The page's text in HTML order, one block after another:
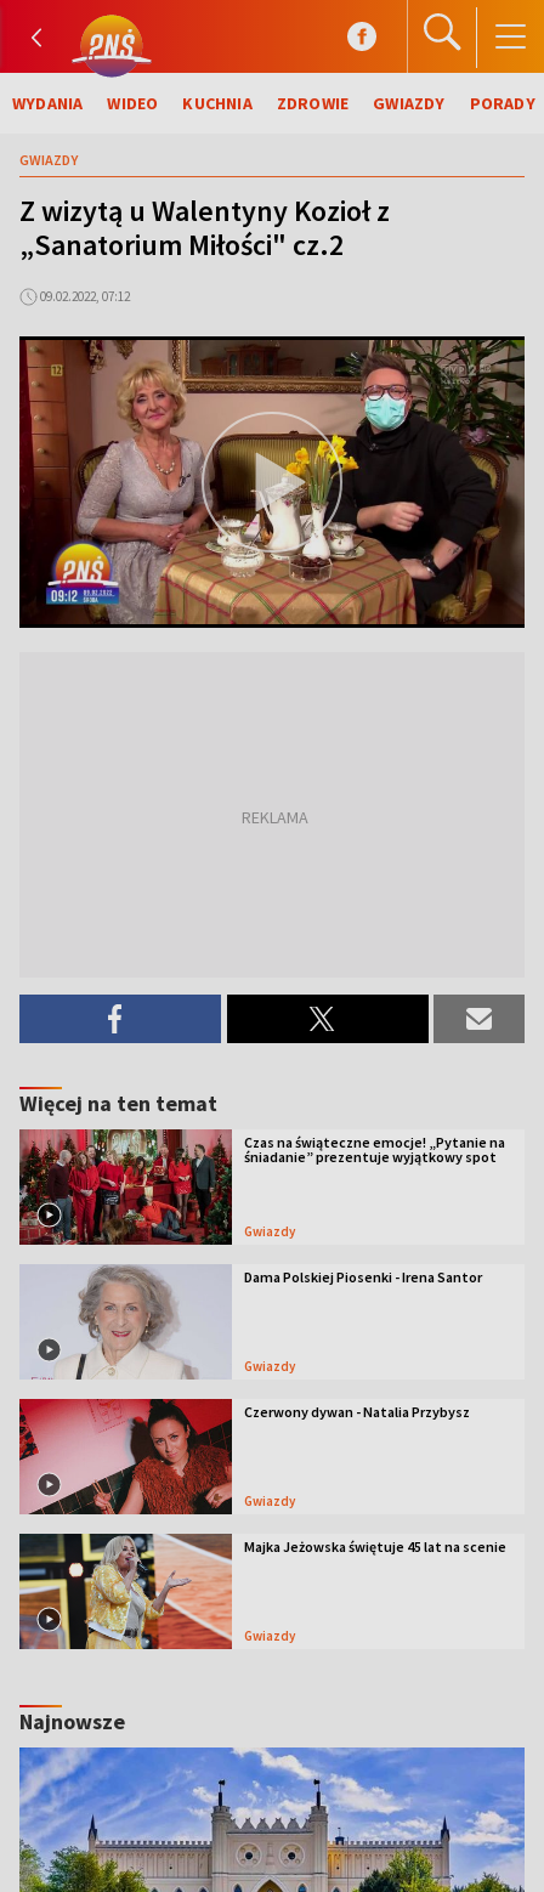
WYDANIA WIDEO KUCHNIA ZDROWIE GWIAZDY PORADY
GWIAZDY
Z wizytą u Walentyny Kozioł z
„Sanatorium Miłości" cz.2
09.02.2022, 07:12
Więcej na ten temat
Czas na świąteczne emocje! „Pytanie na
śniadanie” prezentuje wyjątkowy spot
Gwiazdy
Dama Polskiej Piosenki - Irena Santor
Gwiazdy
Czerwony dywan - Natalia Przybysz
Gwiazdy
Majka Jeżowska świętuje 45 lat na scenie
Gwiazdy
Najnowsze